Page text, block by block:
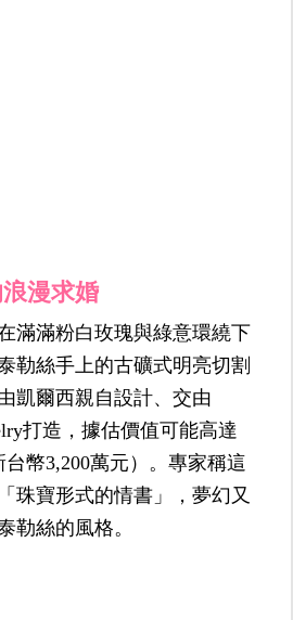
漫求婚
滿滿粉白玫瑰與綠意環繞下
勒絲手上的古礦式明亮切割
凱爾西親自設計、交由
打造，據估價值可能高達
台幣3,200萬元）。專家稱這
珠寶形式的情書」，夢幻又
勒絲的風格。